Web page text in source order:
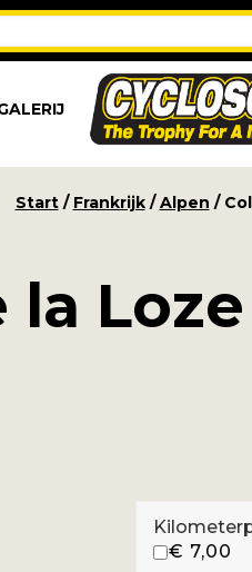
Start/ Frankrijk/Alpen /
la
€ 7,00